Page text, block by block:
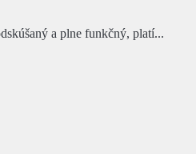
a plne funkčný, platí...